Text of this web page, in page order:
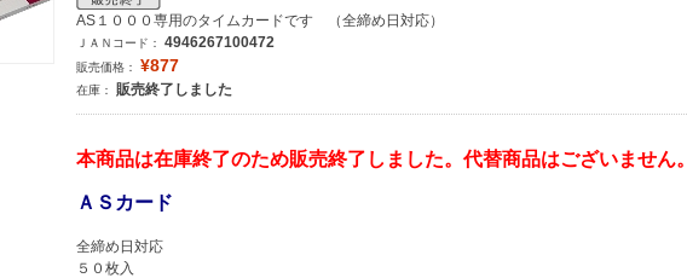
AS１０００専用のタイムカードです （全締め日対応）
ＪＡＮコード： 4946267100472
販売価格： ¥877
在庫： 販売終了しました
本商品は在庫終了のため販売終了しました。代替商品はございません。
ＡＳカード
全締め日対応
５０枚入